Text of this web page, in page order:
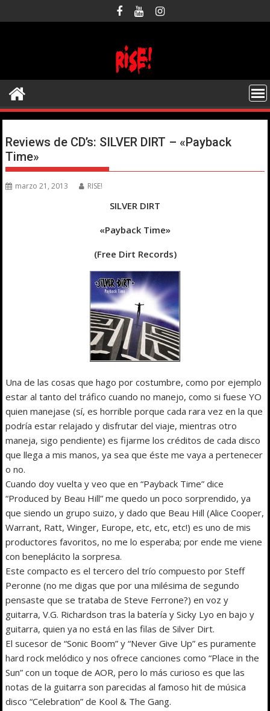
al
Reviews de CD’s: SILVER DIRT – «Payback
Time»
marzo 21, 2013 RISE!
SILVER DIRT
«Payback Time»
(Free Dirt Records)
Una de las cosas que hago por costumbre, como por ejemplo
estar al tanto del tráfico cuando no manejo, como si fuese YO
quien manejase (sí, es horrible porque cada rara vez en la que
podría estar relajado y disfrutar del viaje, mientras otro
maneja, sigo pendiente) es fijarme los créditos de cada disco
que llega a mis manos, ya sea que éste me vaya a pertenecer
o no.
Cuando doy vuelta y veo que en “Payback Time” dice
“Produced by Beau Hill” me quedo un poco sorprendido, ya
que siendo un grupo suizo, y dado que Beau Hill (Alice Cooper,
Warrant, Ratt, Winger, Europe, etc, etc, etc!) es uno de mis
productores favoritos, no me lo esperaba; por ende me viene
con beneplácito la sorpresa.
Este compacto es el tercero del trío compuesto por Steff
Peronne (no me digas que por una milésima de segundo
pensaste que se trataba de Steve Ferrone?) en voz y
guitarra, V.G. Richardson tras la batería y Sicky Lyo en bajo y
guitarra, quien ya no está en las filas de Silver Dirt.
El sucesor de “Sonic Boom” y “Never Give Up” es puramente
hard rock melódico y nos ofrece canciones como “Place in the
Sun” con un toque de AOR, pero lo más curioso es que las
notas de la guitarra son parecidas al famoso hit de música
disco “Celebration” de Kool & The Gang.